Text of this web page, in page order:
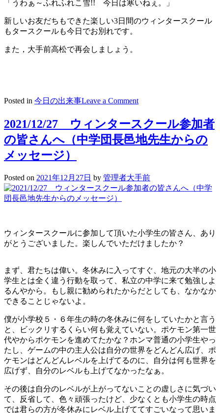
「うわぁ～ふれふれこ雪!! 今日は寒いねぇ。」
新しいお友だちもできた楽しい3日間のウィンタースクール
もタースクールも今日でお別れです。
また，大手前高松で再会しましょう。
Posted in 今日の出来事Leave a Commenton
ウ
イ
ン
ク
ー
目
～
力
め
し
テ
～
2021/12/27 ウィンタースクール参加者
の皆さんへ（中学団長邑地先生からの
メッセージ）
Posted on 2021年12月27日 by 管理者大手前
ウィンタースクールに参加して頂いた小学生の皆さん、あり
がとうございました。楽しんでいただけましたか？
まず、君たちは偉い。冬休みに入ってすぐ、地元の大半の小
学生とは全く違う行動を取って、私立の中学に来て勉強しよ
るんやから。もし親に勧められたからだとしても、なかなか
できることじゃないよ。
僕が小学校５・６年生の時の冬休みに何をしていたかと言う
と、ビックリするくらい何も覚えていない。ポケモン第一世
代やからポケモンを進めてたかな？ホンマ普通の小学生やっ
たし、ゲームの中の主人公は自分の世界をどんどん広げ、ポ
ケモンはどんどんレベルを上げてるのに、自分は何も世界を
広げず、自分のレベルも上げてなかったなぁ。
その後は自分のレベルが上がってないことの虚しさに気づい
て、反省して、色々頑張ったけど、少なくとも小学生の時点
では君らの方が冬休みにレベル上げててすごいなって思いま